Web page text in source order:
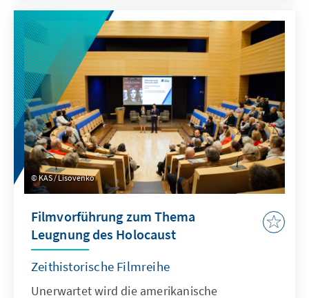
KAS / Lisovenko
Filmvorführung zum Thema
Leugnung des Holocaust
Zeithistorische Filmreihe
Unerwartet wird die amerikanische